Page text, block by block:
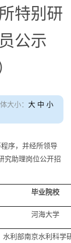
特别研
公示
大小： 大 中 小
序，并经所领导
究助理岗位公开招
毕业院校
河海大学
水利部南京水利科学